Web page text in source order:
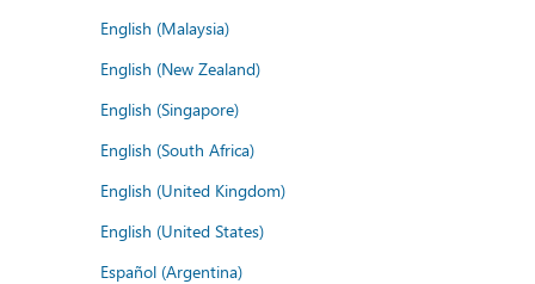
English (Malaysia)
English (New Zealand)
English (Singapore)
English (South Africa)
English (United Kingdom)
English (United States)
Español (Argentina)